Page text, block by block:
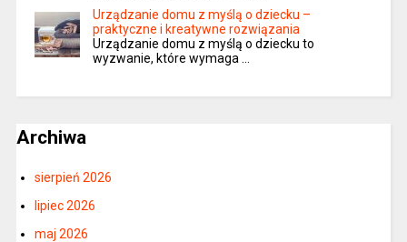
Urządzanie domu z myślą o dziecku –
praktyczne i kreatywne rozwiązania
Urządzanie domu z myślą o dziecku to
wyzwanie, które wymaga …
Archiwa
sierpień 2026
lipiec 2026
maj 2026